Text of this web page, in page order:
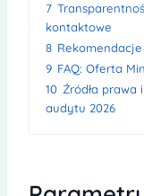
7
kontaktowe
8 Rekomendacje
9 FAQ: Oferta
10 Źródła
audytu 2026